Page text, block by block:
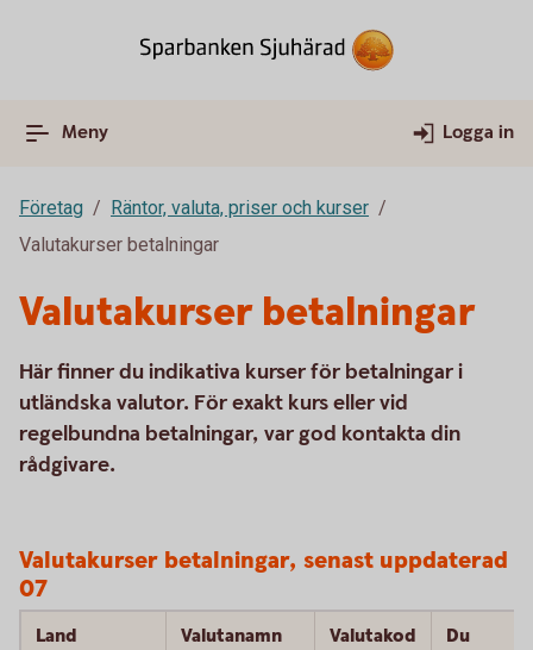
Meny Logga in
Företag
Räntor, valuta, priser och kurser
Valutakurser betalningar
Valutakurser betalningar
Här finner du indikativa kurser för betalningar i
utländska valutor. För exakt kurs eller vid
regelbundna betalningar, var god kontakta din
rådgivare.
Valutakurser betalningar, senast uppdaterad
07
Land Valutanamn Valutakod
Du